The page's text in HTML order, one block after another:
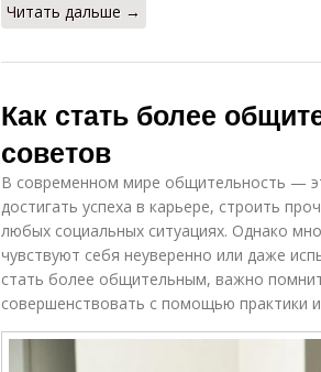
Читать дальше →
Как стать более
советов
В современном мире общительность —
достигать успеха в карьере, строить
любых социальных ситуациях. Однако
чувствуют себя неуверенно или даже
стать более общительным, важно
совершенствовать с помощью практики